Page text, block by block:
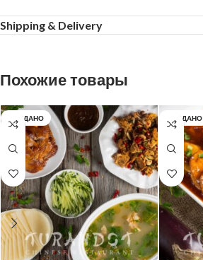
Shipping & Delivery
Похожие товары
ПРОДАНО ПРОДАНО